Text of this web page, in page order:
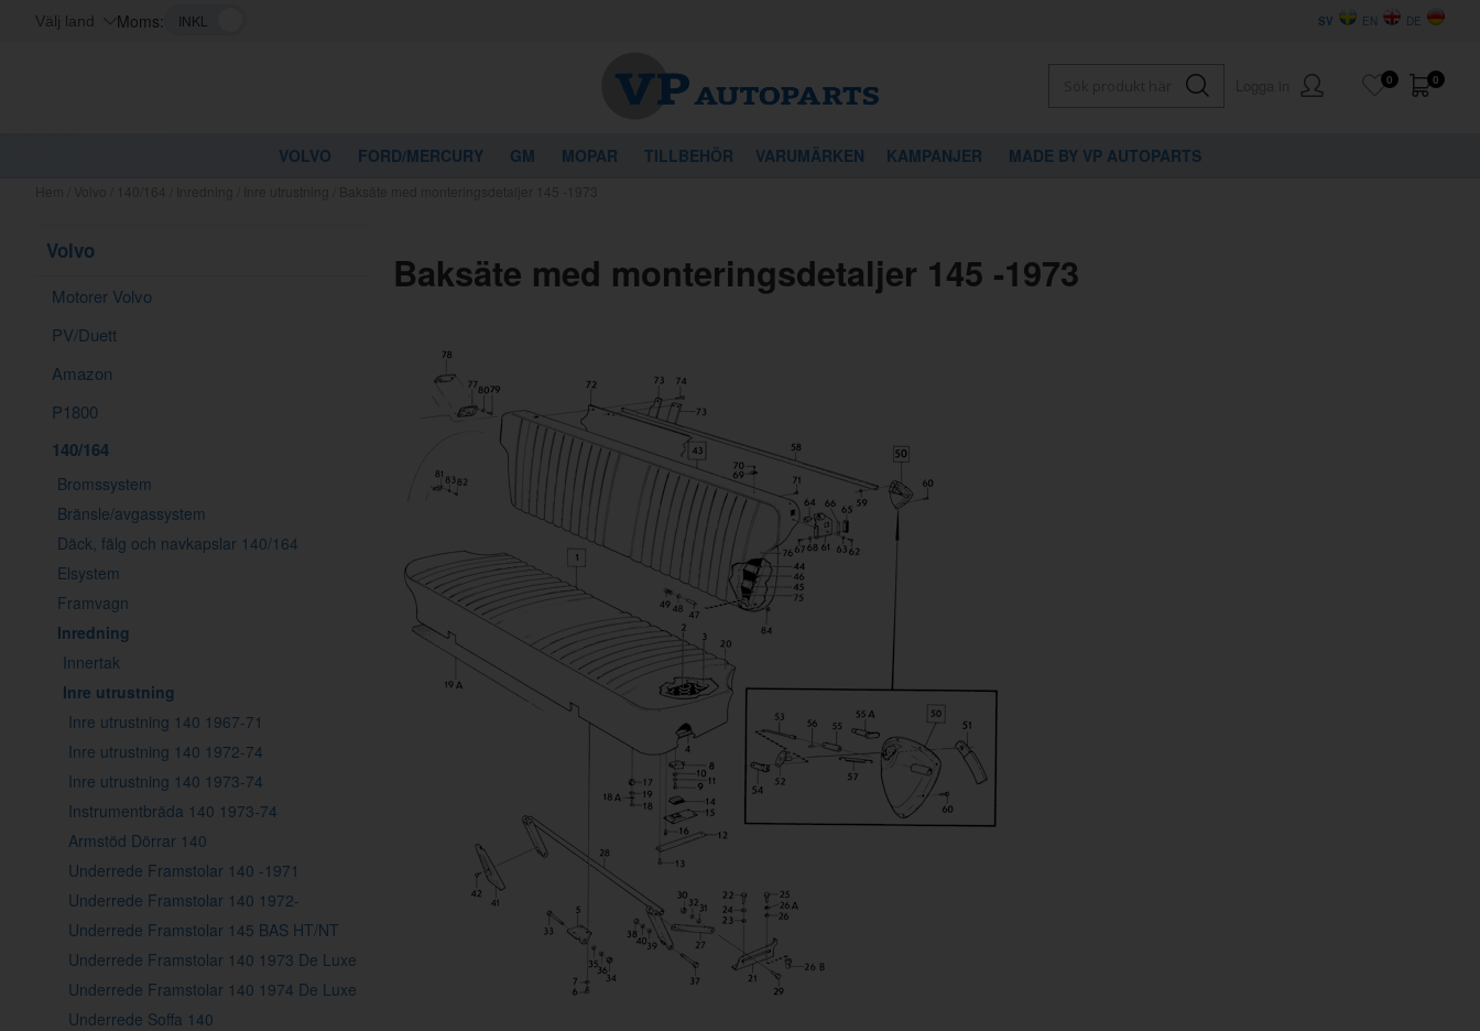
Välj land Moms: DE
EN
SV
0
0
VOLVO FORD/MERCURY GM MOPAR TILLBEHÖR VARUMÄRKEN KAMPANJER MADE BY VP AUTOPARTS
Volvo
Motorer Volvo
PV/Duett
Amazon
P1800
140/164
Bromssystem
Bränsle/avgassystem
Däck, fälg och navkapslar 140/164
Elsystem
Framvagn
Inredning
Innertak
Inre utrustning
Inre utrustning 140 1967-71
Inre utrustning 140 1972-74
Inre utrustning 140 1973-74
Instrumentbräda 140 1973-74
Armstöd Dörrar 140
Underrede Framstolar 140 -1971
Underrede Framstolar 140 1972-
Underrede Framstolar 145 BAS HT/NT
Underrede Framstolar 140 1973 De Luxe
Underrede Framstolar 140 1974 De Luxe
Underrede Soffa 140
Baksäte med monteringsdetaljer 145 -1973